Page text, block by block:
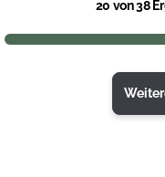
20 von 38